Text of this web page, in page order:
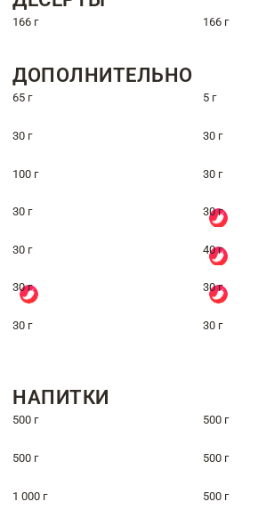
166 г 166 г
ДОПОЛНИТЕЛЬНО
65 г 5 г
30 г 30 г
100 г 30 г
30 г 30 г
30 г 40 г
30 г 30 г
30 г 30 г
НАПИТКИ
500 г 500 г
500 г 500 г
1 000 г 500 г